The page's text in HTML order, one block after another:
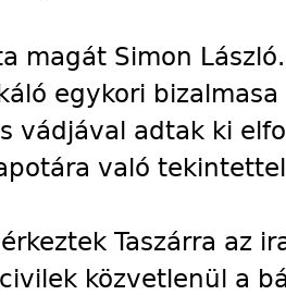
magát Simon
egykori
vádjával adtak ki
való
Taszárra az
közvetlenül a